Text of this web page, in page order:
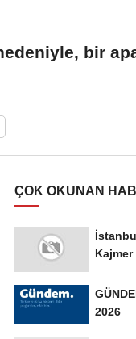
bir
ÇOK OKUNAN
2026